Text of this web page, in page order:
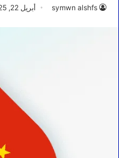
symwn alshfs أبريل 22, 2025